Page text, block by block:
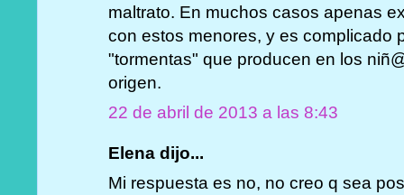
maltrato. En muchos casos apenas
con estos menores, y es complicado
"tormentas" que producen en los
origen.
22 de abril de 2013 a las 8:43
Elena dijo...
Mi respuesta es no, no creo q sea